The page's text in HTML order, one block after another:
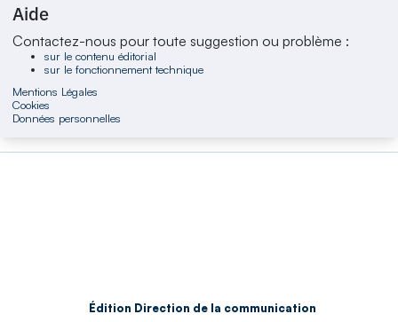
Aide
Contactez-nous pour toute suggestion ou problème :
sur le contenu éditorial
sur le fonctionnement technique
Mentions Légales
Cookies
Données personnelles
Édition Direction de la communication